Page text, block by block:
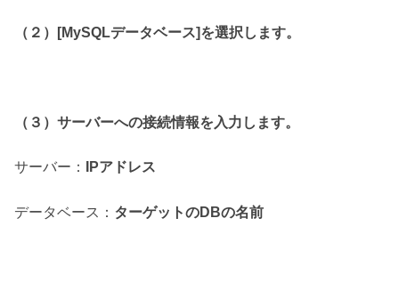
（２）[MySQLデータベース]を選択します。
（３）サーバーへの接続情報を入力します。
サーバー： IPアドレス
データベース： ターゲットのDBの名前